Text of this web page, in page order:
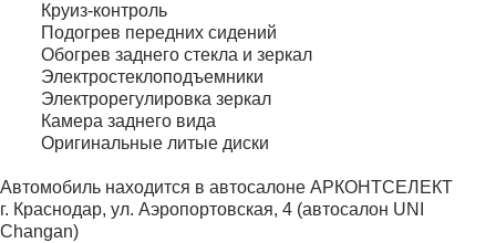
Круиз-контроль
Подогрев передних сидений
Обогрев заднего стекла и зеркал
Электростеклоподъемники
Электрорегулировка зеркал
Камера заднего вида
Оригинальные литые диски
Автомобиль находится в автосалоне АРКОНТСЕЛЕКТ
г. Краснодар, ул. Аэропортовская, 4 (автосалон UNI
Changan)